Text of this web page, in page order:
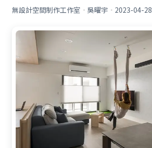
無設計空間制作工作室 · 吳曜宇 · 2023-04-28